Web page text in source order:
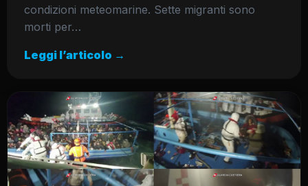
condizioni meteomarine. Sette migranti sono
morti per…
Leggi l’articolo →